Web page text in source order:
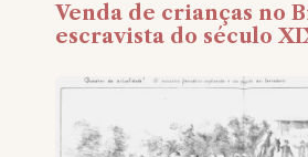
Venda de crianças no
escravista do século